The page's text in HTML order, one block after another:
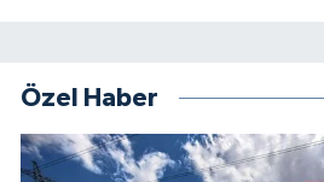
Özel Haber